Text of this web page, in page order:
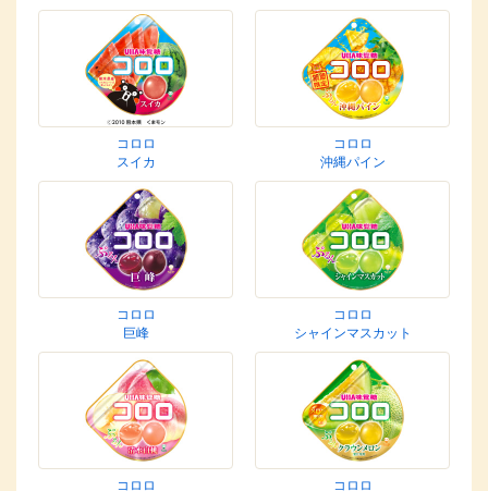
コロロ
スイカ
コロロ
沖縄パイン
コロロ
巨峰
コロロ
シャインマスカット
コロロ コロロ